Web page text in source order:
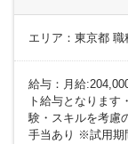
エリア：東京都
給与：月給
ト給与となりま
験・スキルを考慮
手当あり ※試用期